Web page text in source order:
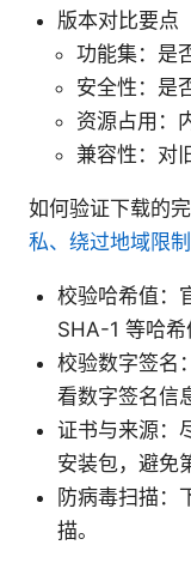
版本对比要点
功能集：是
安全性：是
资源占用：
兼容性：对
如何验证下载的
私、绕过地域限
校验哈希值：
SHA-1 等哈希
校验数字签名
看数字签名信
证书与来源：
安装包，避免
防病毒扫描：
描。